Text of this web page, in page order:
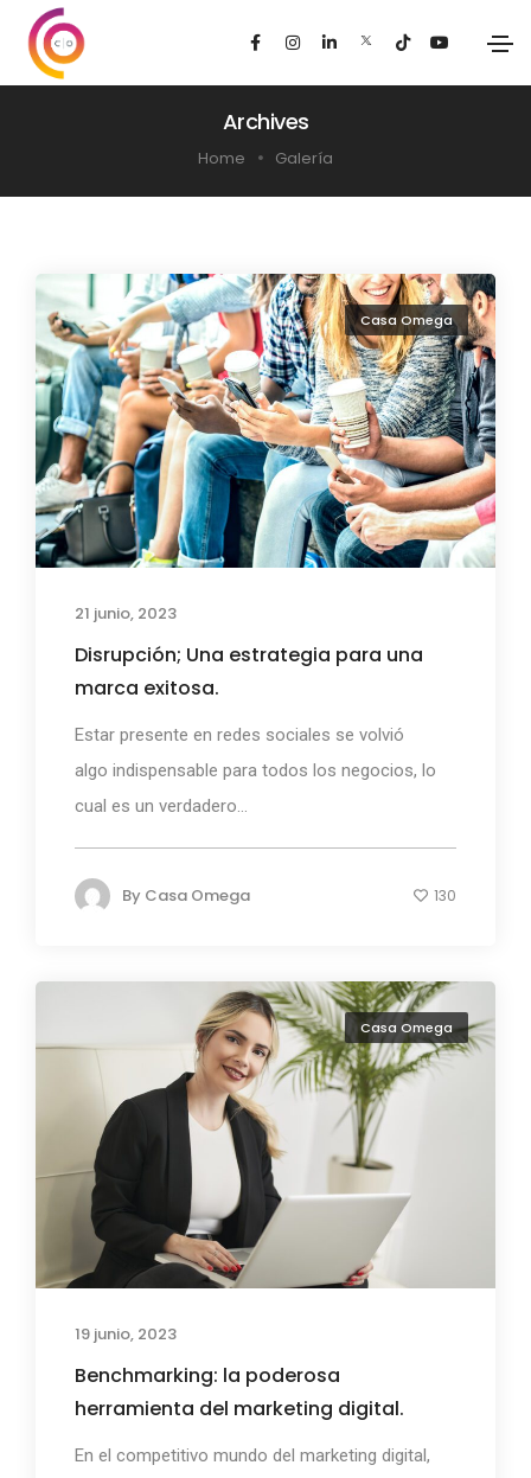
Archives
Home Galería
Casa Omega
21 junio, 2023
Disrupción; Una estrategia para una
marca exitosa.
Estar presente en redes sociales se volvió
algo indispensable para todos los negocios, lo
cual es un verdadero...
By Casa Omega 130
Casa Omega
19 junio, 2023
Benchmarking: la poderosa
herramienta del marketing digital.
En el competitivo mundo del marketing digital,